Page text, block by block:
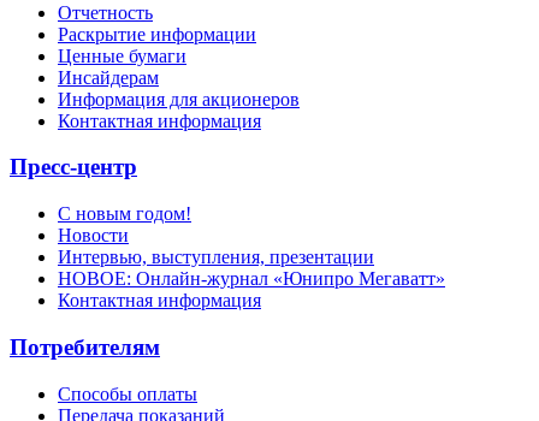
Отчетность
Раскрытие информации
Ценные бумаги
Инсайдерам
Информация для акционеров
Контактная информация
Пресс-центр
С новым годом!
Новости
Интервью, выступления, презентации
НОВОЕ: Онлайн-журнал «Юнипро Мегаватт»
Контактная информация
Потребителям
Способы оплаты
Передача показаний